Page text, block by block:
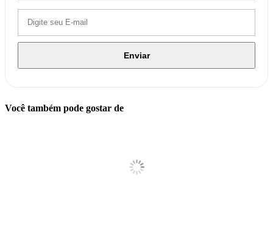
Enviar
Você também pode gostar de